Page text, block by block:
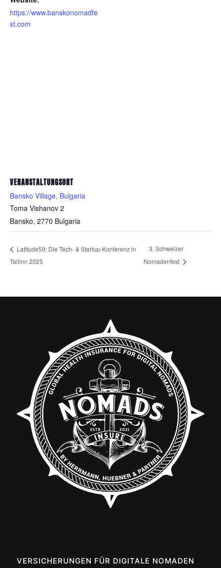
https://www.banskonomadfe
st.com
VERANSTALTUNGSORT
Bansko Village, Bulgaria
Toma Vishanov 2
Bansko, 2770 Bulgaria
Latitude59: Die Tech- & Startup-Konferenz in
Tallinn 2025
3. Schweizer
Nomadenfest
VERSICHERUNGEN FÜR DIGITALE NOMADEN